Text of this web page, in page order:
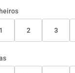
1 2 3